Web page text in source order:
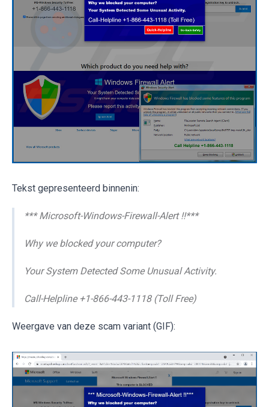
Tekst gepresenteerd binnenin:
*** Microsoft-Windows-Firewall-Alert !!***
Why we blocked your computer?
Your System Detected Some Unusual Activity.
Call-Helpline +1-866-443-1118 (Toll Free)
Weergave van deze scam variant (GIF):